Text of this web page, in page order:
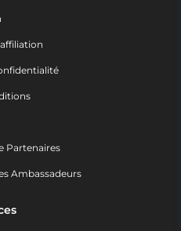
Partenaires
Ambassadeurs